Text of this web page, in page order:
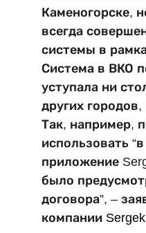
Каменогорске,
всегда
системы в
Система в ВКО
уступала ни
других
Так, например,
использовать
приложение
было
договора”, –
компании